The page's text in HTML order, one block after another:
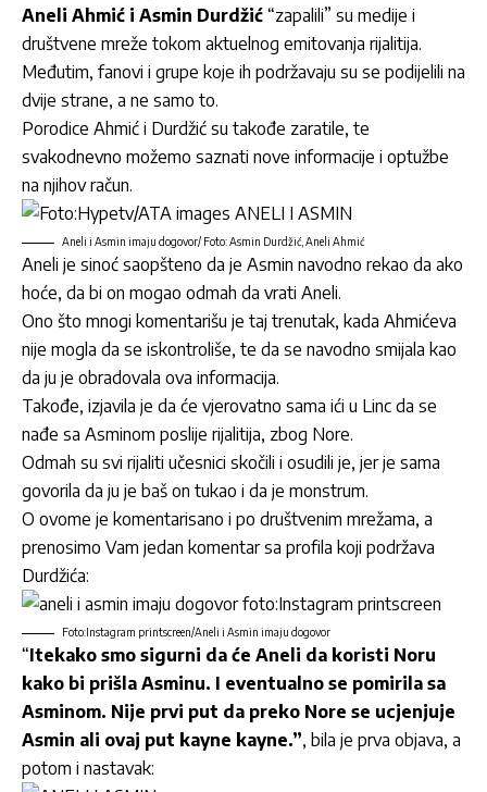
Aneli Ahmić i Asmin Durdžić “zapalili” su medije i
društvene mreže tokom aktuelnog emitovanja rijalitija.
Međutim, fanovi i grupe koje ih podržavaju su se podijelili na
dvije strane, a ne samo to.
Porodice Ahmić i Durdžić su takođe zaratile, te
svakodnevno možemo saznati nove informacije i optužbe
na njihov račun.
Aneli i Asmin imaju dogovor/ Foto: Asmin Durdžić, Aneli Ahmić
Aneli je sinoć saopšteno da je Asmin navodno rekao da ako
hoće, da bi on mogao odmah da vrati Aneli.
Ono što mnogi komentarišu je taj trenutak, kada Ahmićeva
nije mogla da se iskontroliše, te da se navodno smijala kao
da ju je obradovala ova informacija.
Takođe, izjavila je da će vjerovatno sama ići u Linc da se
nađe sa Asminom poslije rijalitija, zbog Nore.
Odmah su svi rijaliti učesnici skočili i osudili je, jer je sama
govorila da ju je baš on tukao i da je monstrum.
O ovome je komentarisano i po društvenim mrežama, a
prenosimo Vam jedan komentar sa profila koji podržava
Durdžića:
Foto:Instagram printscreen/Aneli i Asmin imaju dogovor
“Itekako smo sigurni da će Aneli da koristi Noru
kako bi prišla Asminu. I eventualno se pomirila sa
Asminom. Nije prvi put da preko Nore se ucjenjuje
Asmin ali ovaj put kayne kayne.”, bila je prva objava, a
potom i nastavak: